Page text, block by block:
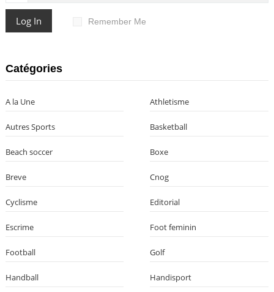
Log In Remember Me
Catégories
A la Une Athletisme
Autres Sports Basketball
Beach soccer Boxe
Breve Cnog
Cyclisme Editorial
Escrime Foot feminin
Football Golf
Handball Handisport